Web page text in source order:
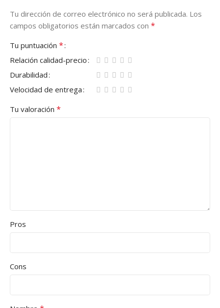
Tu dirección de correo electrónico no será publicada. Los
campos obligatorios están marcados con *
Tu puntuación *
Relación calidad-precio
Durabilidad
Velocidad de entrega
Tu valoración *
Pros
Cons